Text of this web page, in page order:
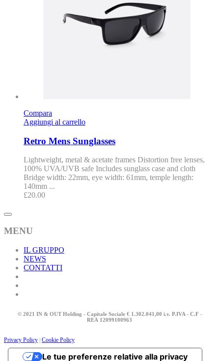
Compara
Aggiungi al carrello
Retro Mens Sunglasses
Lightweight, metal & acetate frames Distortion free lenses,
100% UVA/UVB safe Includes sunglass case and cloth
Bridge width: 22mm, eye width: 61mm, temple length:
140mm ...
£20.00
MENU
IL GRUPPO
NEWS
CONTATTI
© 2021 IN & OUT Holding - Capitale Sociale € 1.302.041,00 i.v. P.IVA - C.F -
REA 12099100963
Privacy Policy | Cookie Policy
Le tue preferenze relative alla privacy